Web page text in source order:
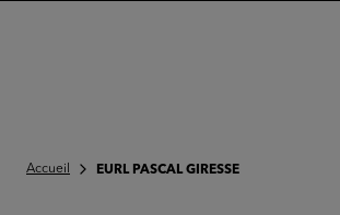
Accueil EURL PASCAL GIRESSE